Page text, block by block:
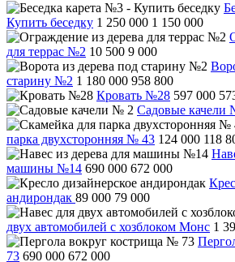
Купить беседку 1 250 000 1 150 000
для террас №2 10 500 9 000
старину №2 1 180 000 958 800
Кровать №28 597 000
Садовые качели
парка двухсторонняя № 43 124 000 118
машины №14 690 000 672 000
андирондак 89 000 79 000
двух автомобилей с хозблоком Монс 1
73 690 000 672 000